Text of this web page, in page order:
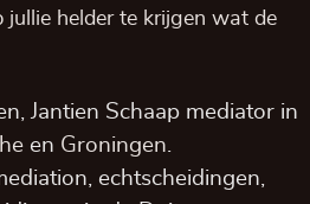
jullie helder te krijgen wat de
Jantien Schaap mediator in
en Groningen.
echtscheidingen,